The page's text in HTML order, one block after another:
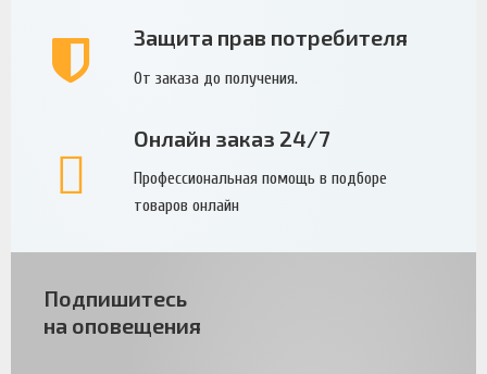
Защита прав потребителя
От заказа до получения.
Онлайн заказ 24/7
Профессиональная помощь в подборе
товаров онлайн
Подпишитесь
на оповещения